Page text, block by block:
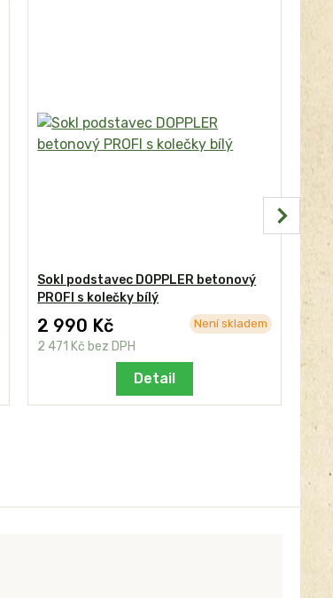
Sokl podstavec DOPPLER betonový
PROFI s kolečky bílý
2 990 Kč
2 471 Kč bez DPH
Není skladem
Detail